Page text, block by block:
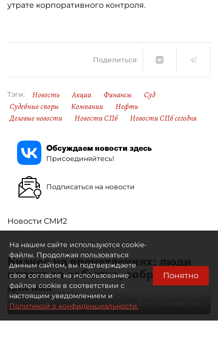
утрате корпоративного контроля.
Поделиться:
Тэги: Новость Акции Финансы
Суд
Судебные споры
Компании
Нефть
Деловые новости
Новости СПб Новости СПб сегодня
Обсуждаем новости здесь
Присоединяйтесь!
Подписаться на новости
Новости СМИ2
Бизнес на впечатлениях: люди
платят за событие, собранное
для них
Автор фото:
На нашем сайте используются cookie-
файлы. Продолжая пользоваться
данным сайтом, вы подтверждаете
свое согласие на использование
файлов cookie в соответствии с
настоящим уведомлением и
Политикой о конфиденциальности.
Понятно